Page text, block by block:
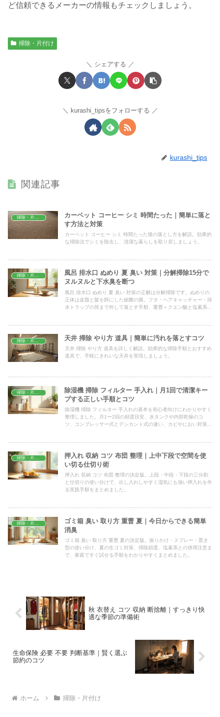
ど信頼できるメーカーの情報もチェックしましょう。
掃除・片付け
シェアする
kurashi_tipsをフォローする
kurashi_tips
関連記事
カーペット コーヒー シミ 時間たった｜簡単に落と
す方法と対策
カーペット コーヒー シミ 時間たった後の落とし方を解説。効果的
な掃除法でシミを除去し、清潔な暮らしを取り戻しましょう。
風呂 排水口 ぬめり 夏 臭い 対策｜分解掃除15分で
ヌルヌルと下水臭を断つ
風呂 排水口 ぬめり 夏 臭い 対策の正解は分解掃除です。ぬめりの
正体は皮脂と髪を餌にした細菌の膜。フタ・ヘアキャッチャー・排
水トラップの筒まで外して落とす手順、重曹＋クエン酸と塩素系の
天井 掃除 やり方 道具｜簡単に汚れを落とすコツ
天井 掃除 やり方 道具を詳しく解説。効果的な掃除手順とおすすめ
道具で、手軽にきれいな天井を実現しましょう。
掃除・片付け
除湿機 掃除 フィルター 手入れ｜月1回で清潔キー
プする正しい手順とコツ
除湿機 掃除 フィルター 手入れの基本を初心者向けにわかりやすく
整理しました。月1〜2回の頻度目安、水タンクや内部乾燥のコ
ツ、コンプレッサー式とデシカント式の違い、カビやにおい対策ま
掃除・片付け
押入れ 収納 コツ 布団 整理｜上中下段で空間を使
い切る仕切り術
押入れ 収納 コツ 布団 整理の決定版。上段・中段・下段の三分割
と仕切りの使い分けで、出し入れしやすく湿気にも強い押入れを作
る実践手順をまとめました。
掃除・片付け
ゴミ箱 臭い 取り方 重曹 夏｜今日からできる簡単
消臭
ゴミ箱 臭い 取り方 重曹 夏の決定版。振りかけ・スプレー・置き
型の使い分け、夏の生ゴミ対策、掃除頻度、塩素系との併用注意ま
で、家庭ですぐ試せる手順をわかりやすくまとめました。
秋 衣替え コツ 収納 断捨離｜すっきり快
適な季節の準備術
生命保険 必要 不要 判断基準｜賢く選ぶ
節約のコツ
ホーム 掃除・片付け